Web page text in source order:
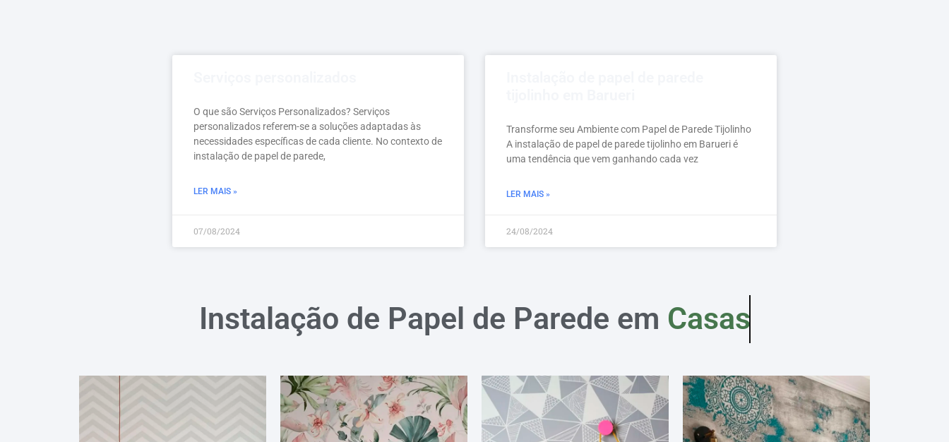
O que são Serviços Personalizados? Serviços
personalizados referem-se a soluções adaptadas às
necessidades específicas de cada cliente. No contexto de
instalação de papel de parede,
LER MAIS »
07/08/2024
Transforme seu Ambiente com Papel de Parede Tijolinho
A instalação de papel de parede tijolinho em Barueri é
uma tendência que vem ganhando cada vez
LER MAIS »
24/08/2024
Instalação de Papel de Parede em Casas